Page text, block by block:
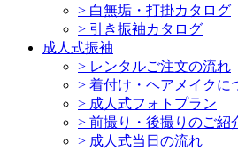
> 白無垢・打掛カタログ
> 引き振袖カタログ
成人式振袖
> レンタルご注文の流れ
> 着付け・ヘアメイクに
> 成人式フォトプラン
> 前撮り・後撮りのご紹
> 成人式当日の流れ